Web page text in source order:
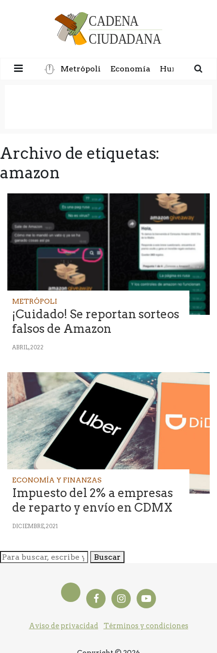
Metrópoli Economía Humanidad
Archivo de etiquetas:
amazon
METRÓPOLI
¡Cuidado! Se reportan sorteos
falsos de Amazon
ABRIL, 2022
ECONOMÍA Y FINANZAS
Impuesto del 2% a empresas
de reparto y envío en CDMX
DICIEMBRE, 2021
Buscar
Aviso de privacidad Términos y condiciones